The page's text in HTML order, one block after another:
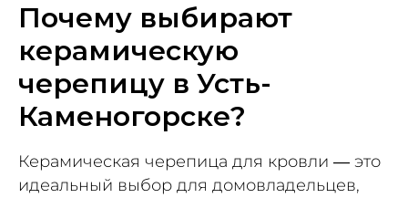
Почему выбирают
керамическую
черепицу в Усть-
Каменогорске?
Керамическая черепица для кровли — это
идеальный выбор для домовладельцев,